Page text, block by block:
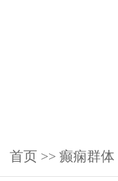
首页 >> 癫痫群体